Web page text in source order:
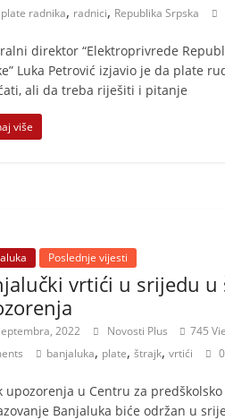
plate radnika, radnici, Republika Srpska
direktor “Elektroprivrede
Luka Petrović izjavio je da plate
ali da treba riješiti i pitanje
više
Poslednje vijesti
vrtići u srijedu u
2022 Novosti Plus 745
banjaluka, plate,štrajk,vrtići
upozorenja u Centru za
Banjaluka biće održan u